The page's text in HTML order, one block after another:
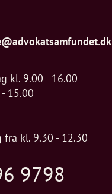
kl. 9.00 - 16.00
15.00
fra kl. 9.30 - 12.30
9798